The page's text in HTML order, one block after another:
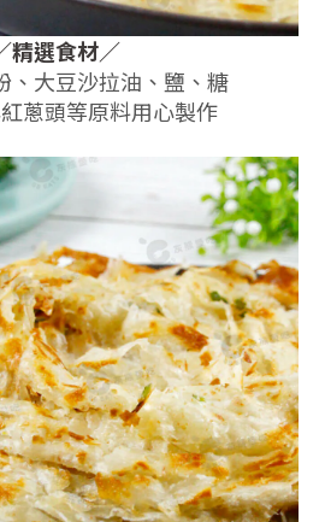
精選食材／
、大豆沙拉油、鹽、糖
蔥頭等原料用心製作